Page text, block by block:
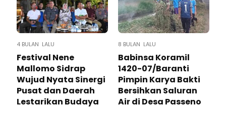
4 BULAN LALU
Festival Nene
Mallomo Sidrap
Wujud Nyata Sinergi
Pusat dan Daerah
Lestarikan Budaya
8 BULAN LALU
Babinsa Koramil
1420-07/Baranti
Pimpin Karya Bakti
Bersihkan Saluran
Air di Desa Passeno